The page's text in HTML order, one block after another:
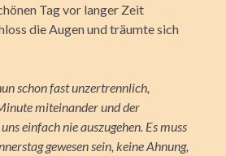
Tag vor langer Zeit
die Augen und träumte sich
schon fast unzertrennlich,
miteinander und der
einfach nie auszugehen. Es muss
gewesen sein, keine Ahnung,